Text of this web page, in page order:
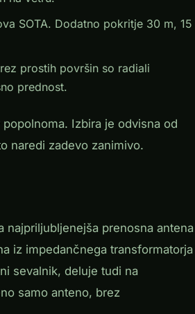
SOTA. Dodatno pokritje 30 m, 15
prostih površin so radiali
prednost.
Izbira je odvisna od
naredi zadevo zanimivo.
najpriljubljenejša prenosna antena
iz impedančnega transformatorja
sevalnik, deluje tudi na
samo anteno, brez